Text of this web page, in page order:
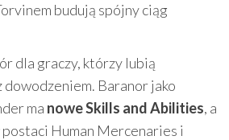
budują spójny ciąg
dla graczy, którzy lubią
Baranor jako
ma nowe Skills and Abilities, a
Human Mercenaries i